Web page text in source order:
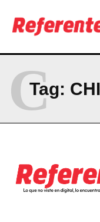
China quiere fabricar
dejar aquí?
resultados reales
Vuela en el Parque
extrema que tienes
BRIEF/ 10 DE
Hormony, startup
World Awards
Company
ABOUT
Tag:
C